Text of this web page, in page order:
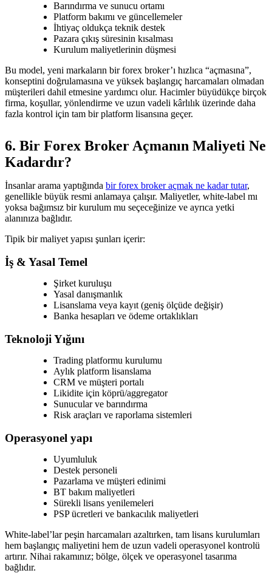
Barındırma ve sunucu ortamı
Platform bakımı ve güncellemeler
İhtiyaç oldukça teknik destek
Pazara çıkış süresinin kısalması
Kurulum maliyetlerinin düşmesi
Bu model, yeni markaların bir forex broker’ı hızlıca “açmasına”,
konseptini doğrulamasına ve yüksek başlangıç harcamaları olmadan
müşterileri dahil etmesine yardımcı olur. Hacimler büyüdükçe birçok
firma, koşullar, yönlendirme ve uzun vadeli kârlılık üzerinde daha
fazla kontrol için tam bir platform lisansına geçer.
6. Bir Forex Broker Açmanın Maliyeti Ne
Kadardır?
İnsanlar arama yaptığında bir forex broker açmak ne kadar tutar,
genellikle büyük resmi anlamaya çalışır. Maliyetler, white-label mı
yoksa bağımsız bir kurulum mu seçeceğinize ve ayrıca yetki
alanınıza bağlıdır.
Tipik bir maliyet yapısı şunları içerir:
İş & Yasal Temel
Şirket kuruluşu
Yasal danışmanlık
Lisanslama veya kayıt (geniş ölçüde değişir)
Banka hesapları ve ödeme ortaklıkları
Teknoloji Yığını
Trading platformu kurulumu
Aylık platform lisanslama
CRM ve müşteri portalı
Likidite için köprü/aggregator
Sunucular ve barındırma
Risk araçları ve raporlama sistemleri
Operasyonel yapı
Uyumluluk
Destek personeli
Pazarlama ve müşteri edinimi
BT bakım maliyetleri
Sürekli lisans yenilemeleri
PSP ücretleri ve bankacılık maliyetleri
White-label’lar peşin harcamaları azaltırken, tam lisans kurulumları
hem başlangıç maliyetini hem de uzun vadeli operasyonel kontrolü
artırır. Nihai rakamınız; bölge, ölçek ve operasyonel tasarıma
bağlıdır.